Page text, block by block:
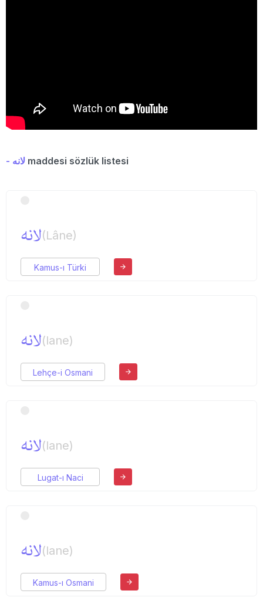
- لانه maddesi sözlük listesi
لانه(Lâne)
Kamus-ı Türki
لانه(lane)
Lehçe-i Osmani
لانه(lane)
Lugat-ı Naci
لانه(lane)
Kamus-ı Osmani